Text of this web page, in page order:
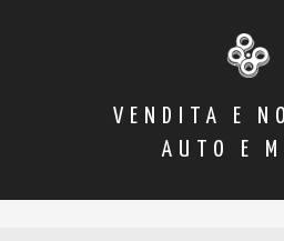
VENDITA E
AUTO E